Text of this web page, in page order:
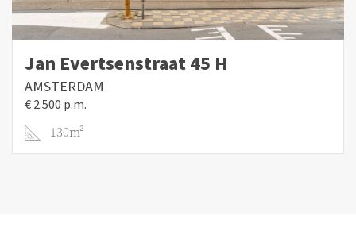
Jan Evertsenstraat 45 H
AMSTERDAM
€ 2.500 p.m.
130m²